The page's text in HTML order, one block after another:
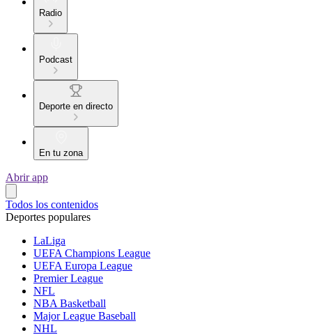
Radio
Podcast
Deporte en directo
En tu zona
Abrir app
Todos los contenidos
Deportes populares
LaLiga
UEFA Champions League
UEFA Europa League
Premier League
NFL
NBA Basketball
Major League Baseball
NHL